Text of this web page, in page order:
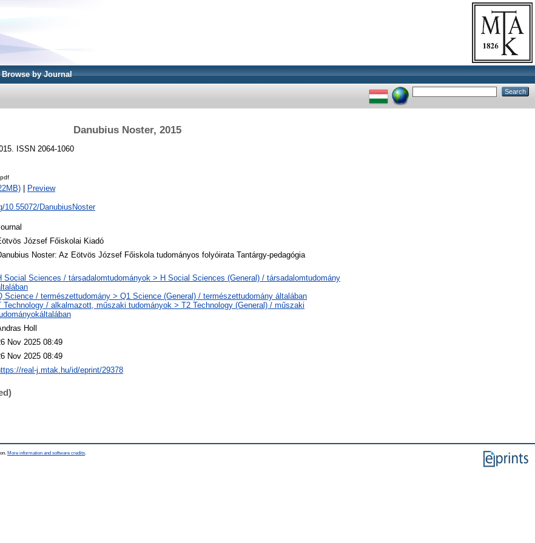
Browse by Journal
Danubius Noster, 2015
ISSN 2064-1060
Preview
10.55072/DanubiusNoster
József Főiskolai Kiadó
Noster: Az Eötvös József Főiskola tudományos folyóirata Tantárgy-pedagógia
Social Sciences / társadalomtudományok > H Social Sciences (General) / társadalomtudomány
Science / természettudomány > Q1 Science (General) / természettudomány általában
Technology / alkalmazott, műszaki tudományok > T2 Technology (General) / műszaki
Holl
Nov 2025 08:49
Nov 2025 08:49
real-j.mtak.hu/id/eprint/29378
More information and software credits